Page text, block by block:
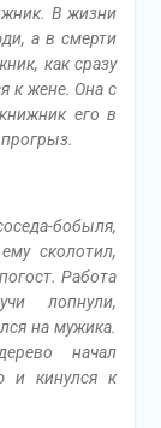
В жизни
а в смерти
как сразу
к жене. Она с
его в
бобыля,
сколотил,
Работа
лопнули,
на мужика.
начал
и кинулся к